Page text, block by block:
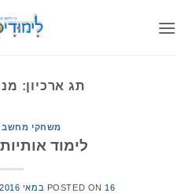
תג ארכיון:
משחקי מחשב
לימוד
POSTED ON 16 במאי 2016